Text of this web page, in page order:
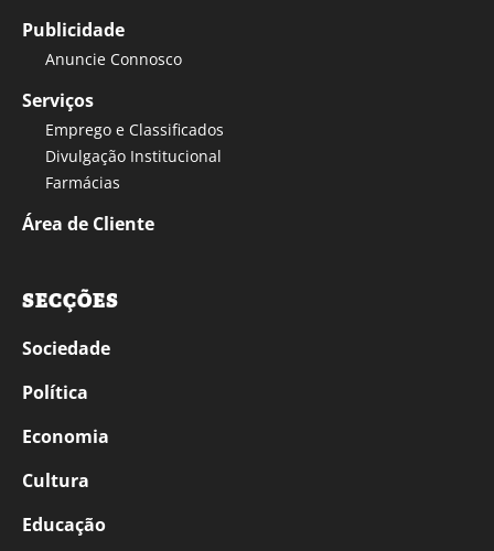
Publicidade
Anuncie Connosco
Serviços
Emprego e Classificados
Divulgação Institucional
Farmácias
Área de Cliente
SECÇÕES
Sociedade
Política
Economia
Cultura
Educação